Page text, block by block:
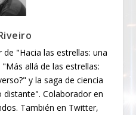
"Hacia las estrellas: una
allá de las estrellas:
y la saga de ciencia
Colaborador en
También en Twitter,